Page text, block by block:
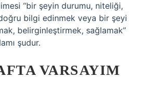
“bir şeyin durumu, niteliği,
bilgi edinmek veya bir şeyi
belirginleştirmek, sağlamak”
şudur.
VARSAYIM